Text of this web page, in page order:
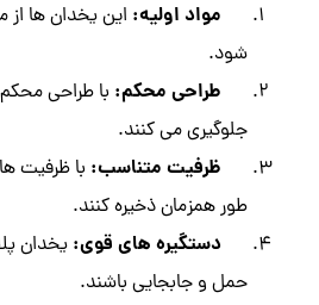
مواد اولیه: این یخدان‌ ها
شود.
طراحی محکم: با طراحی
جلوگیری می‌ کنند.
ظرفیت متناسب:
طور همزمان ذخیره کنند.
دستگیره‌ های قوی: یخدان
حمل و جابجایی باشند.